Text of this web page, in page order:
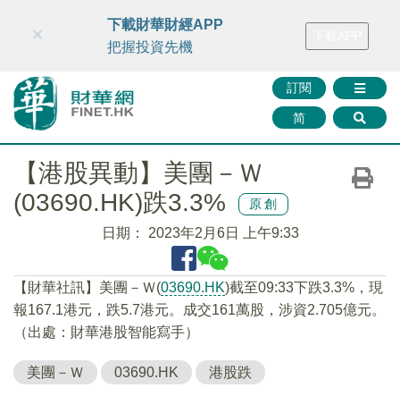
財華智庫網 FINTV FINMETA 財華證券 媒體矩陣
訂閱
简
×
下載財華財經APP
把握投資先機
【港股異動】美團－Ｗ
(03690.HK)跌3.3%
原創
日期： 2023年2月6日 上午9:33
【財華社訊】美團－Ｗ(03690.HK)截至09:33下跌3.3%，現
報167.1港元，跌5.7港元。成交161萬股，涉資2.705億元。
（出處：財華港股智能寫手）
美團－Ｗ 03690.HK 港股跌